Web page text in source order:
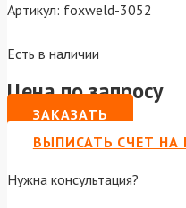
Артикул: foxweld-3052
Есть в наличии
Цена по запросу
ЗАКАЗАТЬ
ВЫПИСАТЬ СЧЕТ
Нужна консультация?